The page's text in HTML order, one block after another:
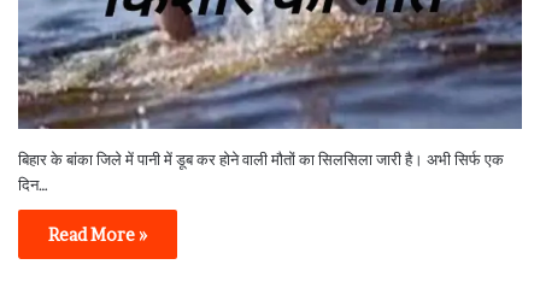
बिहार के बांका जिले में पानी में डूब कर होने वाली मौतों का सिलसिला जारी है। अभी सिर्फ एक
दिन…
Read More »